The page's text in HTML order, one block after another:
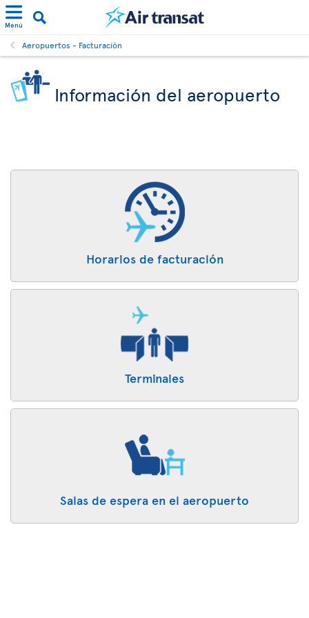
Menú
Aeropuertos - Facturación
Información del aeropuerto
Horarios de facturación
Terminales
Salas de espera en el aeropuerto